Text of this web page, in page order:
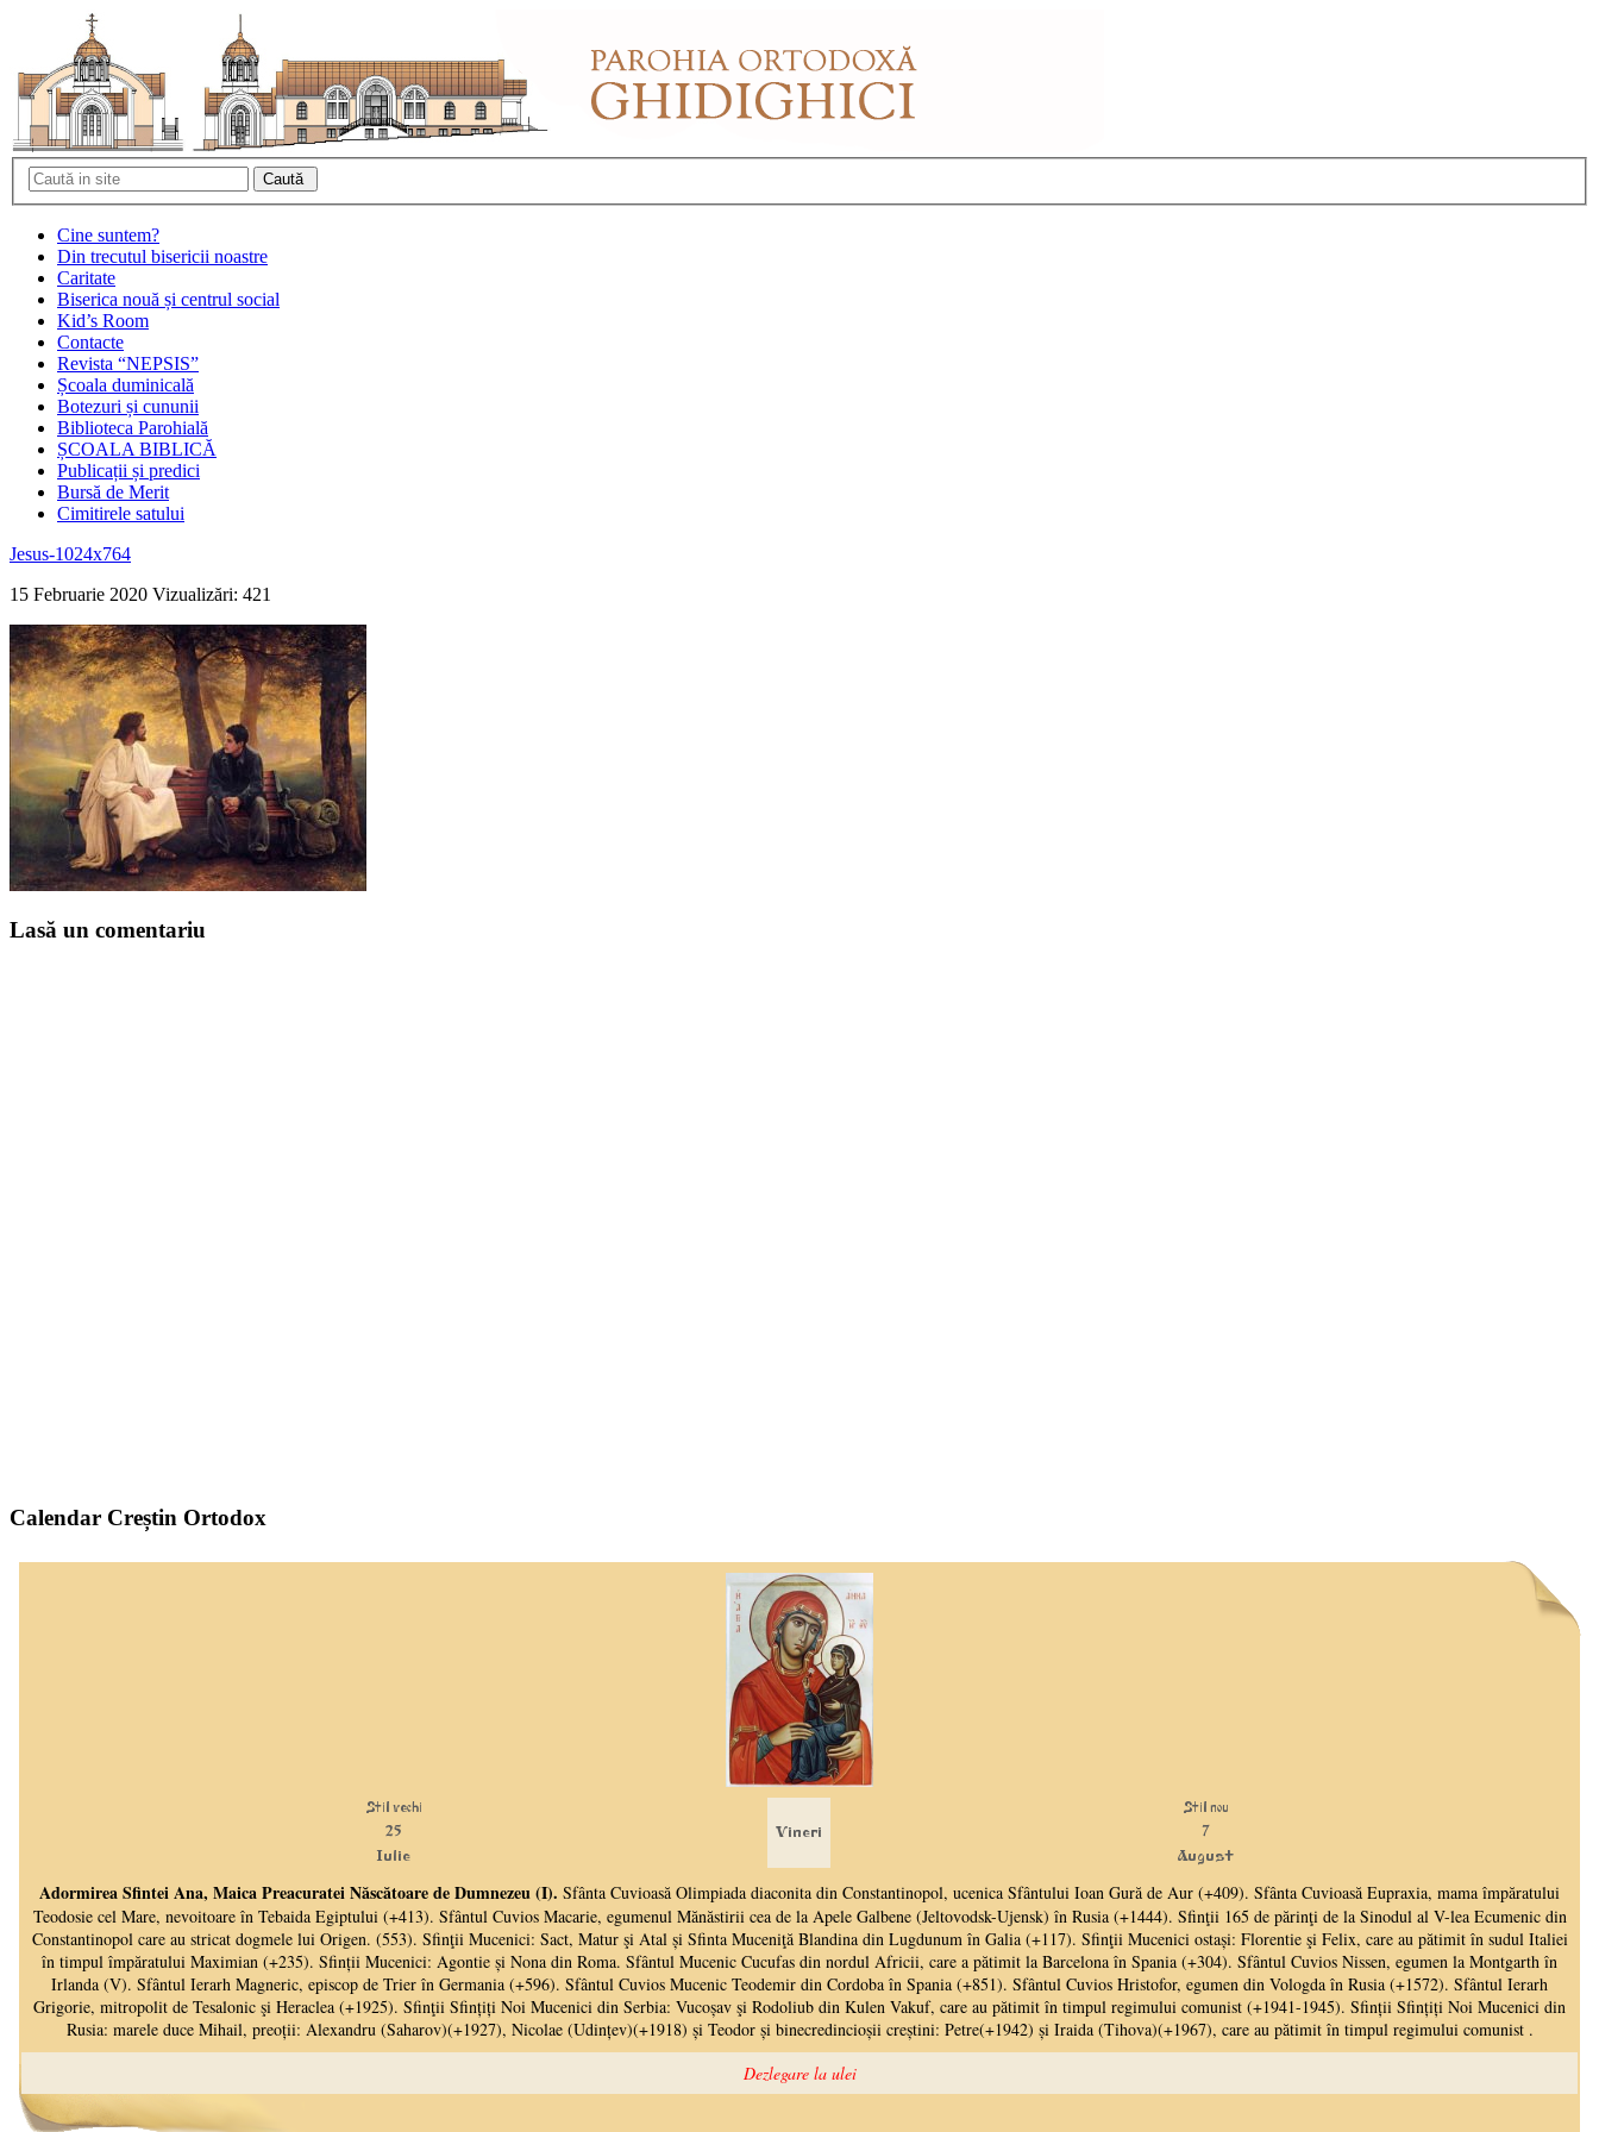
Cine suntem?
Din trecutul bisericii noastre
Caritate
Biserica nouă și centrul social
Kid’s Room
Contacte
Revista “NEPSIS”
Școala duminicală
Botezuri și cununii
Biblioteca Parohială
ȘCOALA BIBLICĂ
Publicații și predici
Bursă de Merit
Cimitirele satului
Jesus-1024x764
15 Februarie 2020 Vizualizări: 421
Lasă un comentariu
Calendar Creștin Ortodox